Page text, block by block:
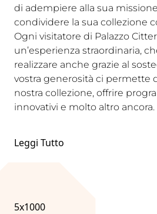
di adempiere alla sua
condividere la sua collezione
Ogni visitatore di Palazzo
un’esperienza straordinaria,
realizzare anche grazie al
vostra generosità ci permette
nostra collezione, offrire
innovativi e molto altro ancora.
Leggi Tutto
5x1000